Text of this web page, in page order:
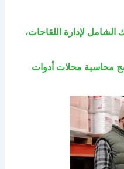
الشامل لإدارة اللقاحات،
محاسبة محلات أدوات